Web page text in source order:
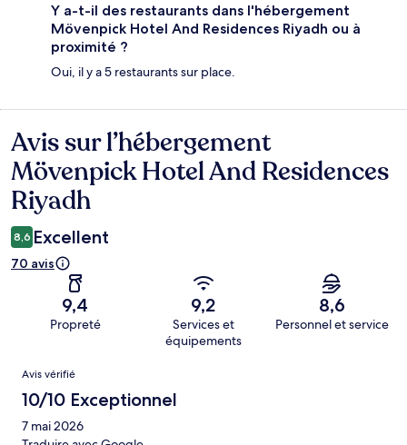
Y a-t-il des restaurants dans l'hébergement
Mövenpick Hotel And Residences Riyadh ou à
proximité ?
Oui, il y a 5 restaurants sur place.
Avis
Avis sur l’hébergement
Mövenpick Hotel And Residences
Riyadh
8,6 Excellent
70 avis
9,4
Propreté
9,2
Services et
équipements
8,6
Personnel et service
Avis
Avis vérifié
10/10 Exceptionnel
7 mai 2026